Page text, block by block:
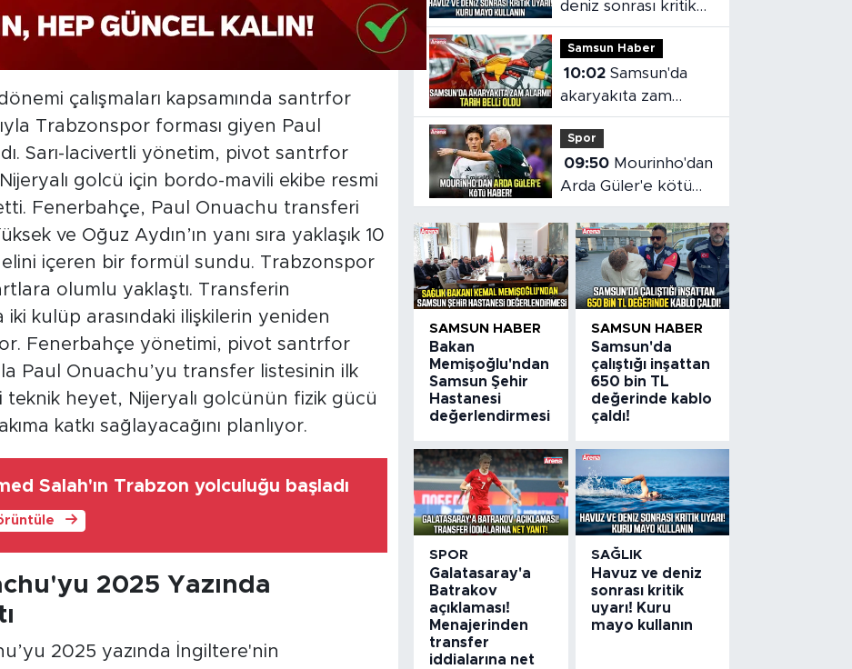
çalışmaları kapsamında santrfor
Trabzonspor forması giyen Paul
Sarı-lacivertli yönetim, pivot santrfor
Nijeryalı golcü için bordo-mavili ekibe resmi
Fenerbahçe, Paul Onuachu transferi
ve Oğuz Aydın’ın yanı sıra yaklaşık 10
içeren bir formül sundu. Trabzonspor
olumlu yaklaştı. Transferin
kulüp arasındaki ilişkilerin yeniden
Fenerbahçe yönetimi, pivot santrfor
Paul Onuachu’yu transfer listesinin ilk
teknik heyet, Nijeryalı golcünün fizik gücü
katkı sağlayacağını planlıyor.
Salah'ın Trabzon yolculuğu başladı
2025 Yazında
2025 yazında İngiltere'nin
deniz sonrası kritik
uyarı! Kuru mayo
kullanın
Samsun Haber
10:02 Samsun'da
akaryakıta zam
alarmı! Tarih belli
oldu
Spor
09:50
Arda Güler'e kötü
haber!
SAMSUN HABER
Bakan
Memişoğlu'ndan
Samsun Şehir
Hastanesi
değerlendirmesi
SAMSUN HABER
Samsun'da
çalıştığı inşattan
650 bin TL
değerinde kablo
çaldı!
SPOR
Galatasaray'a
Batrakov
açıklaması!
Menajerinden
transfer
iddialarına net
SAĞLIK
Havuz ve deniz
sonrası kritik
uyarı! Kuru
mayo kullanın